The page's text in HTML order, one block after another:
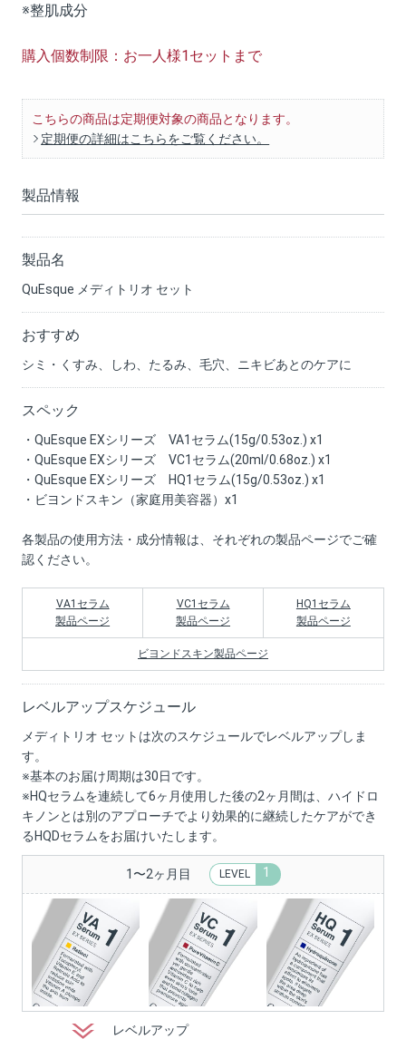
※整肌成分
購入個数制限：お一人様1セットまで
こちらの商品は定期便対象の商品となります。
定期便の詳細はこちらをご覧ください。
製品情報
製品名
QuEsque メディトリオ セット
おすすめ
シミ・くすみ、しわ、たるみ、毛穴、ニキビあとのケアに
スペック
・QuEsque EXシリーズ VA1セラム(15g/0.53oz.) x1
・QuEsque EXシリーズ VC1セラム(20ml/0.68oz.) x1
・QuEsque EXシリーズ HQ1セラム(15g/0.53oz.) x1
・ビヨンドスキン（家庭用美容器）x1
各製品の使用方法・成分情報は、それぞれの製品ページでご確
認ください。
VA1セラム
製品ページ
VC1セラム
製品ページ
HQ1セラム
製品ページ
ビヨンドスキン製品ページ
レベルアップスケジュール
メディトリオ セットは次のスケジュールでレベルアップしま
す。
※基本のお届け周期は30日です。
※HQセラムを連続して6ヶ月使用した後の2ヶ月間は、ハイドロ
キノンとは別のアプローチでより効果的に継続したケアができ
るHQDセラムをお届けいたします。
1〜2ヶ月目 LEVEL 1
レベルアップ